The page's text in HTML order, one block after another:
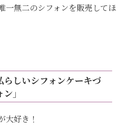
一無二のシフォンを販売してほ
しいシフォンケーキづ
」
大好き！